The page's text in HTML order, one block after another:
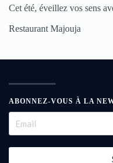
Cet été, éveillez vos sens
Restaurant Majouja
ABONNEZ-VOUS À LA